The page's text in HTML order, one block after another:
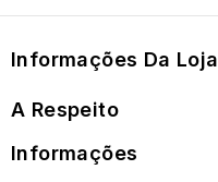
Informações Da Loja
A Respeito
Informações